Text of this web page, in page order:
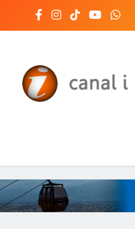
Salta,
mundo, las
del día